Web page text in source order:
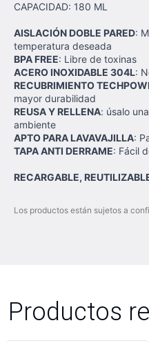
CAPACIDAD: 180 ML
AISLACIÓN DOBLE PARED:
temperatura deseada
BPA FREE: Libre de toxinas
ACERO INOXIDABLE 304L:
RECUBRIMIENTO
mayor durabilidad
REUSA Y RELLENA: úsalo
ambiente
APTO PARA LAVAVAJILLA:
TAPA ANTI DERRAME: Fácil
RECARGABLE,
Los productos están sujetos a
Productos